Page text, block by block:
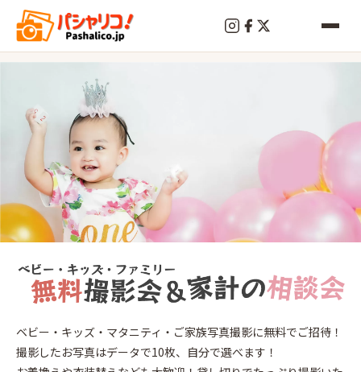
終
了
志木
2026年
6月18
日 木
ベビー・キッズ・マタニティ・ご家族写真撮影に無料でご招待！
撮影したお写真はデータで10枚、自分で選べます！